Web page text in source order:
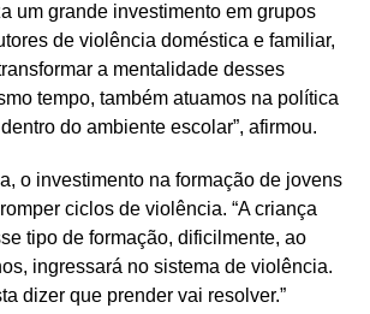
um grande investimento em grupos
de violência doméstica e familiar,
a mentalidade desses
tempo, também atuamos na política
do ambiente escolar”, afirmou.
o investimento na formação de jovens
ciclos de violência. “A criança
tipo de formação, dificilmente, ao
ingressará no sistema de violência.
dizer que prender vai resolver.”